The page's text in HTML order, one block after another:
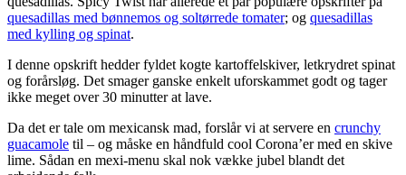
quesadillas med bønnemos og soltørrede tomater; og quesadillas
med kylling og spinat.
I denne opskrift hedder fyldet kogte kartoffelskiver, letkrydret spinat
og forårsløg. Det smager ganske enkelt uforskammet godt og tager
ikke meget over 30 minutter at lave.
Da det er tale om mexicansk mad, forslår vi at servere en crunchy
guacamole til – og måske en håndfuld cool Corona’er med en skive
lime. Sådan en mexi-menu skal nok vække jubel blandt det